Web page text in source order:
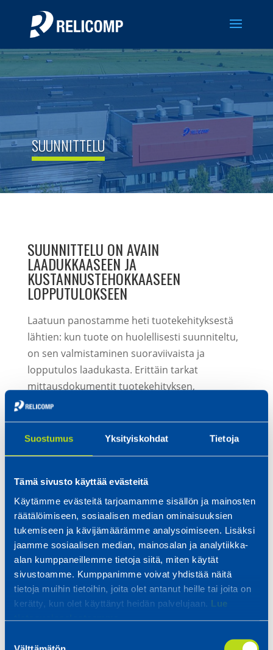
Suostumus Yksityiskohdat Tietoja
Tämä sivusto käyttää evästeitä
Käytämme evästeitä tarjoamamme sisällön ja mainosten
räätälöimiseen, sosiaalisen median ominaisuuksien
tukemiseen ja kävijämäärämme analysoimiseen. Lisäksi
jaamme sosiaalisen median, mainosalan ja analytiikka-
alan kumppaneillemme tietoja siitä, miten käytät
sivustoamme. Kumppanimme voivat yhdistää näitä
tietoja muihin tietoihin, joita olet antanut heille tai joita on
kerätty, kun olet käyttänyt heidän palvelujaan. Lue
tietosuojaselosteemme.
SUUNNITTELU
SUUNNITTELU ON AVAIN
LAADUKKAASEEN JA
KUSTANNUSTEHOKKAASEEN
LOPPUTULOKSEEN
Laatuun panostamme heti tuotekehityksestä
lähtien: kun tuote on huolellisesti suunniteltu,
on sen valmistaminen suoraviivaista ja
lopputulos laadukasta. Erittäin tarkat
mittausdokumentit tuotekehityksen,
suunnittelun, tuotannon ja
laadunvarmistuksen tueksi saamme 3D-
lasermittauksella.
kameralla 3D-mallin. Saatua mallia pystytään
vertaamaan suunnitteluohjelmiston 3D-malliin,
jolloin erot havaitaan selkeästi väreinä ja
mittalukuina.
Ota yhteyttä – kerromme mielellämme lisää!